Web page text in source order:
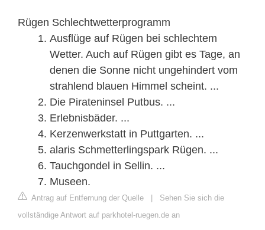
Rügen Schlechtwetterprogramm
Ausflüge auf Rügen bei schlechtem
Wetter. Auch auf Rügen gibt es Tage, an
denen die Sonne nicht ungehindert vom
strahlend blauen Himmel scheint. ...
Die Pirateninsel Putbus. ...
Erlebnisbäder. ...
Kerzenwerkstatt in Puttgarten. ...
alaris Schmetterlingspark Rügen. ...
Tauchgondel in Sellin. ...
Museen.
Antrag auf Entfernung der Quelle | Sehen Sie sich die
vollständige Antwort auf parkhotel-ruegen.de an